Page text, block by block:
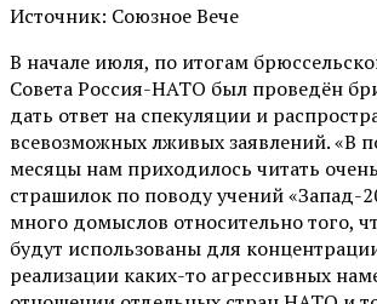
Источник: Союзное Вече
В начале июля, по итогам
Совета Россия-НАТО был проведён
дать ответ на спекуляции и
всевозможных лживых заявлений. «В
месяцы нам приходилось читать
страшилок по поводу учений «Запад-
много домыслов относительно того,
будут использованы для
реализации каких-то агрессивных